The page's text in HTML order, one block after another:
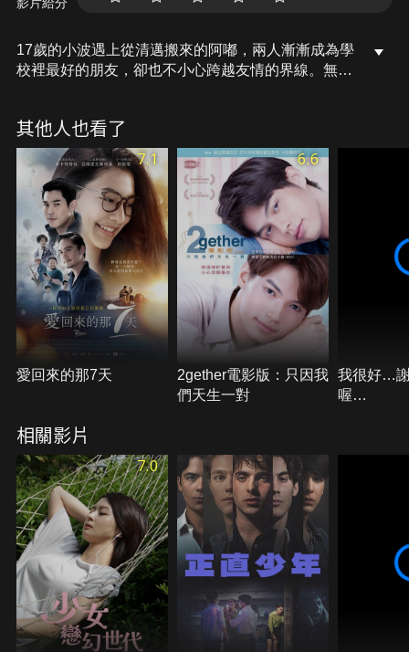
17歲的小波遇上從清邁搬來的阿嘟，兩人漸漸成為學
校裡最好的朋友，卻也不小心跨越友情的界線。無法
過往的回憶全都浮上心頭，這段被封印的感情這次讓
他鼓起勇氣，想找回阿嘟及屬於他們的盛夏光年……
其他人也看了
7.1
愛回來的那7天
6.6
2gether電影版：只因我
們天生一對
我很好…
喔…
相關影片
7.0